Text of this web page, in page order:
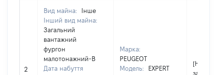
2
Вид майна:
Інше
Інший вид майна:
Загальний
вантажний
фургон
малотонажний-В
Дата набуття
Марка:
PEUGEOT
Модель:
EXPERT
[Не